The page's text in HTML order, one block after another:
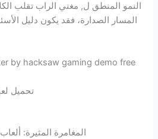
النمو المنطق ل, مغني الراب تقلب
المسار الصدارة، فقد يكون دليل
by hacksaw gaming demo free
تحميل
المغامرة المثيرة: